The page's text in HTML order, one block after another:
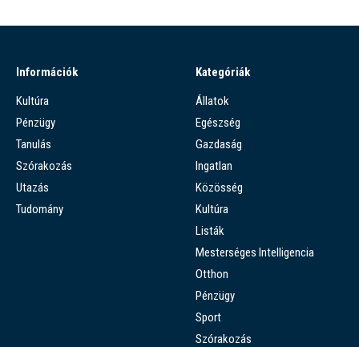
Információk
Kultúra
Pénzügy
Tanulás
Szórakozás
Utazás
Tudomány
Kategóriák
Állatok
Egészség
Gazdaság
Ingatlan
Közösség
Kultúra
Listák
Mesterséges Intelligencia
Otthon
Pénzügy
Sport
Szórakozás